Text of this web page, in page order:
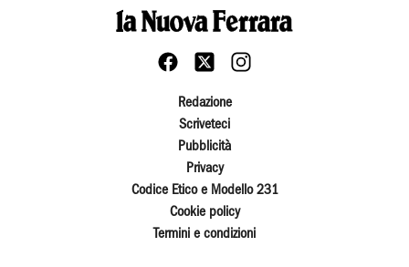
Redazione
Scriveteci
Pubblicità
Privacy
Codice Etico e Modello 231
Cookie policy
Termini e condizioni